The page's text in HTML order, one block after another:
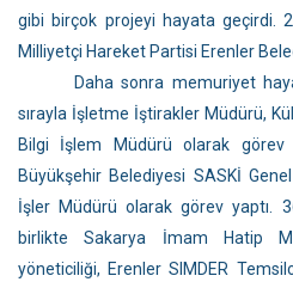
gibi birçok projeyi hayata geçirdi.
Milliyetçi Hareket Partisi Erenler
Daha sonra memuriyet
sırayla İşletme İştirakler Müdürü,
Bilgi İşlem Müdürü olarak görev
Büyükşehir Belediyesi SASKİ
İşler Müdürü olarak görev yaptı.
birlikte Sakarya İmam Hatip
yöneticiliği, Erenler SIMDER